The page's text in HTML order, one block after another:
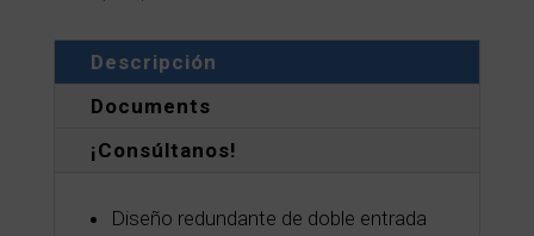
Descripción
Documents
¡Consúltanos!
Diseño redundante de doble entrada